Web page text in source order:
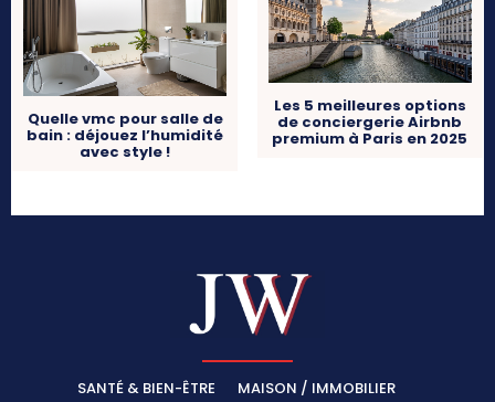
Quelle vmc pour salle de
bain : déjouez l’humidité
avec style !
Les 5 meilleures options
de conciergerie Airbnb
premium à Paris en 2025
SANTÉ & BIEN-ÊTRE
MAISON / IMMOBILIER